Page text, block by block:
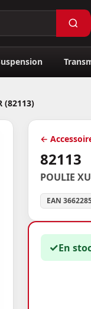
(82113)
←
82113
POULIE
EAN
✓En